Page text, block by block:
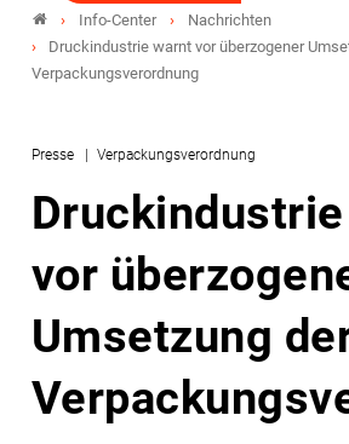
Info-Center
Nachrichten
Druckindustrie warnt vor überzogener
Verpackungsverordnung
Presse Verpackungsverordnung
vor
Umsetzung